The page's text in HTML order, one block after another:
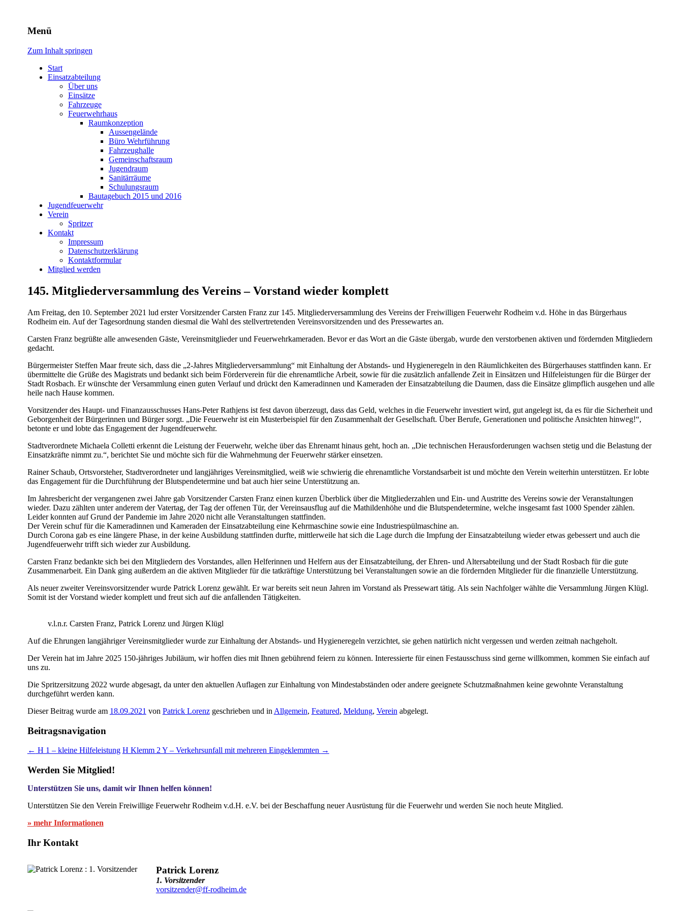
Freiwillige Feuerwehr Rodheim v.d.H.
Menü
Zum Inhalt springen
Start
Einsatzabteilung
Über uns
Einsätze
Fahrzeuge
Feuerwehrhaus
Raumkonzeption
Aussengelände
Büro Wehrführung
Fahrzeughalle
Gemeinschaftsraum
Jugendraum
Sanitärräume
Schulungsraum
Bautagebuch 2015 und 2016
Jugendfeuerwehr
Verein
Spritzer
Kontakt
Impressum
Datenschutzerklärung
Kontaktformular
Mitglied werden
145. Mitgliederversammlung des Vereins – Vorstand wieder komplett
Am Freitag, den 10. September 2021 lud erster Vorsitzender Carsten Franz zur 145. Mitgliederversammlung des Vereins der Freiwilligen Feuerwehr Rodheim v.d. Höhe in das Bürgerhaus
Rodheim ein. Auf der Tagesordnung standen diesmal die Wahl des stellvertretenden Vereinsvorsitzenden und des Pressewartes an.
Carsten Franz begrüßte alle anwesenden Gäste, Vereinsmitglieder und Feuerwehrkameraden. Bevor er das Wort an die Gäste übergab, wurde den verstorbenen aktiven und fördernden Mitgliedern
gedacht.
Bürgermeister Steffen Maar freute sich, dass die „2-Jahres Mitgliederversammlung“ mit Einhaltung der Abstands- und Hygieneregeln in den Räumlichkeiten des Bürgerhauses stattfinden kann. Er
übermittelte die Grüße des Magistrats und bedankt sich beim Förderverein für die ehrenamtliche Arbeit, sowie für die zusätzlich anfallende Zeit in Einsätzen und Hilfeleistungen für die Bürger der
Stadt Rosbach. Er wünschte der Versammlung einen guten Verlauf und drückt den Kameradinnen und Kameraden der Einsatzabteilung die Daumen, dass die Einsätze glimpflich ausgehen und alle
heile nach Hause kommen.
Vorsitzender des Haupt- und Finanzausschusses Hans-Peter Rathjens ist fest davon überzeugt, dass das Geld, welches in die Feuerwehr investiert wird, gut angelegt ist, da es für die Sicherheit und
Geborgenheit der Bürgerinnen und Bürger sorgt. „Die Feuerwehr ist ein Musterbeispiel für den Zusammenhalt der Gesellschaft. Über Berufe, Generationen und politische Ansichten hinweg!“,
betonte er und lobte das Engagement der Jugendfeuerwehr.
Stadtverordnete Michaela Colletti erkennt die Leistung der Feuerwehr, welche über das Ehrenamt hinaus geht, hoch an. „Die technischen Herausforderungen wachsen stetig und die Belastung der
Einsatzkräfte nimmt zu.“, berichtet Sie und möchte sich für die Wahrnehmung der Feuerwehr stärker einsetzen.
Rainer Schaub, Ortsvorsteher, Stadtverordneter und langjähriges Vereinsmitglied, weiß wie schwierig die ehrenamtliche Vorstandsarbeit ist und möchte den Verein weiterhin unterstützen. Er lobte
das Engagement für die Durchführung der Blutspendetermine und bat auch hier seine Unterstützung an.
Im Jahresbericht der vergangenen zwei Jahre gab Vorsitzender Carsten Franz einen kurzen Überblick über die Mitgliederzahlen und Ein- und Austritte des Vereins sowie der Veranstaltungen
wieder. Dazu zählten unter anderem der Vatertag, der Tag der offenen Tür, der Vereinsausflug auf die Mathildenhöhe und die Blutspendetermine, welche insgesamt fast 1000 Spender zählen.
Leider konnten auf Grund der Pandemie im Jahre 2020 nicht alle Veranstaltungen stattfinden.
Der Verein schuf für die Kameradinnen und Kameraden der Einsatzabteilung eine Kehrmaschine sowie eine Industriespülmaschine an.
Durch Corona gab es eine längere Phase, in der keine Ausbildung stattfinden durfte, mittlerweile hat sich die Lage durch die Impfung der Einsatzabteilung wieder etwas gebessert und auch die
Jugendfeuerwehr trifft sich wieder zur Ausbildung.
Carsten Franz bedankte sich bei den Mitgliedern des Vorstandes, allen Helferinnen und Helfern aus der Einsatzabteilung, der Ehren- und Altersabteilung und der Stadt Rosbach für die gute
Zusammenarbeit. Ein Dank ging außerdem an die aktiven Mitglieder für die tatkräftige Unterstützung bei Veranstaltungen sowie an die fördernden Mitglieder für die finanzielle Unterstützung.
Als neuer zweiter Vereinsvorsitzender wurde Patrick Lorenz gewählt. Er war bereits seit neun Jahren im Vorstand als Pressewart tätig. Als sein Nachfolger wählte die Versammlung Jürgen Klügl.
Somit ist der Vorstand wieder komplett und freut sich auf die anfallenden Tätigkeiten.
v.l.n.r. Carsten Franz, Patrick Lorenz und Jürgen Klügl
Auf die Ehrungen langjähriger Vereinsmitglieder wurde zur Einhaltung der Abstands- und Hygieneregeln verzichtet, sie gehen natürlich nicht vergessen und werden zeitnah nachgeholt.
Der Verein hat im Jahre 2025 150-jähriges Jubiläum, wir hoffen dies mit Ihnen gebührend feiern zu können. Interessierte für einen Festausschuss sind gerne willkommen, kommen Sie einfach auf
uns zu.
Die Spritzersitzung 2022 wurde abgesagt, da unter den aktuellen Auflagen zur Einhaltung von Mindestabständen oder andere geeignete Schutzmaßnahmen keine gewohnte Veranstaltung
durchgeführt werden kann.
Dieser Beitrag wurde am 18.09.2021 von Patrick Lorenzgeschrieben und in Allgemein, Featured, Meldung, Verein abgelegt.
Beitragsnavigation
← H 1 – kleine Hilfeleistung H Klemm 2 Y – Verkehrsunfall mit mehreren Eingeklemmten →
Werden Sie Mitglied!
Unterstützen Sie uns, damit wir Ihnen helfen können!
Unterstützen Sie den Verein Freiwillige Feuerwehr Rodheim v.d.H. e.V. bei der Beschaffung neuer Ausrüstung für die Feuerwehr und werden Sie noch heute Mitglied.
» mehr Informationen
Ihr Kontakt
Patrick Lorenz
1. Vorsitzender
vorsitzender@ff-rodheim.de